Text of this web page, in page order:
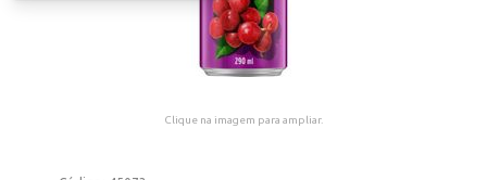
Clique na imagem para ampliar.